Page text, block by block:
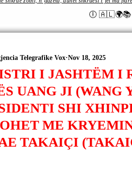
🕕 🇦🇱🌍📚
I JASHTËM I
UANG JI (WANG
SHI
ME
TAKAIÇI
Telegrafike Vox Nov 18, 2025